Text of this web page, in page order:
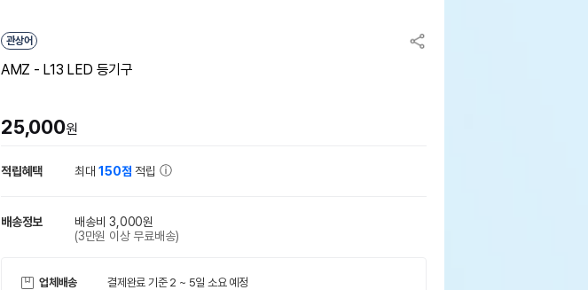
관상어
AMZ - L13 LED 등기구
25,000원
적립혜택 최대150점 적립
배송정보
배송비 3,000원
(3만원 이상 무료배송)
업체배송 결제완료 기준 2 ~ 5일 소요 예정